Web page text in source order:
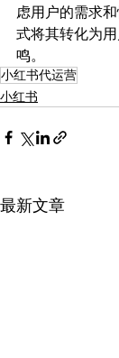
虑用户的需求
式将其转化为
鸣。
小红书代运营
小红书
最新文章